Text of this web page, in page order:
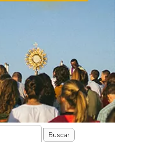
Buscar